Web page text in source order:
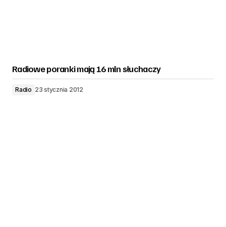
Radiowe poranki mają 16 mln słuchaczy
Radio 23 stycznia 2012